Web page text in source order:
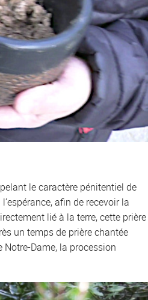
le caractère pénitentiel de
afin de recevoir la
lié à la terre, cette prière
un temps de prière chantée
Dame, la procession